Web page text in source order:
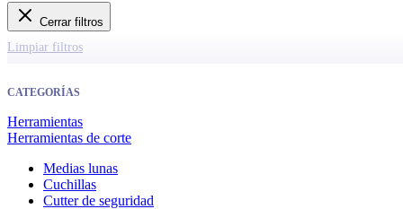
Cerrar filtros
Limpiar filtros
CATEGORÍAS
Herramientas
Herramientas de corte
Medias lunas
Cuchillas
Cutter de seguridad